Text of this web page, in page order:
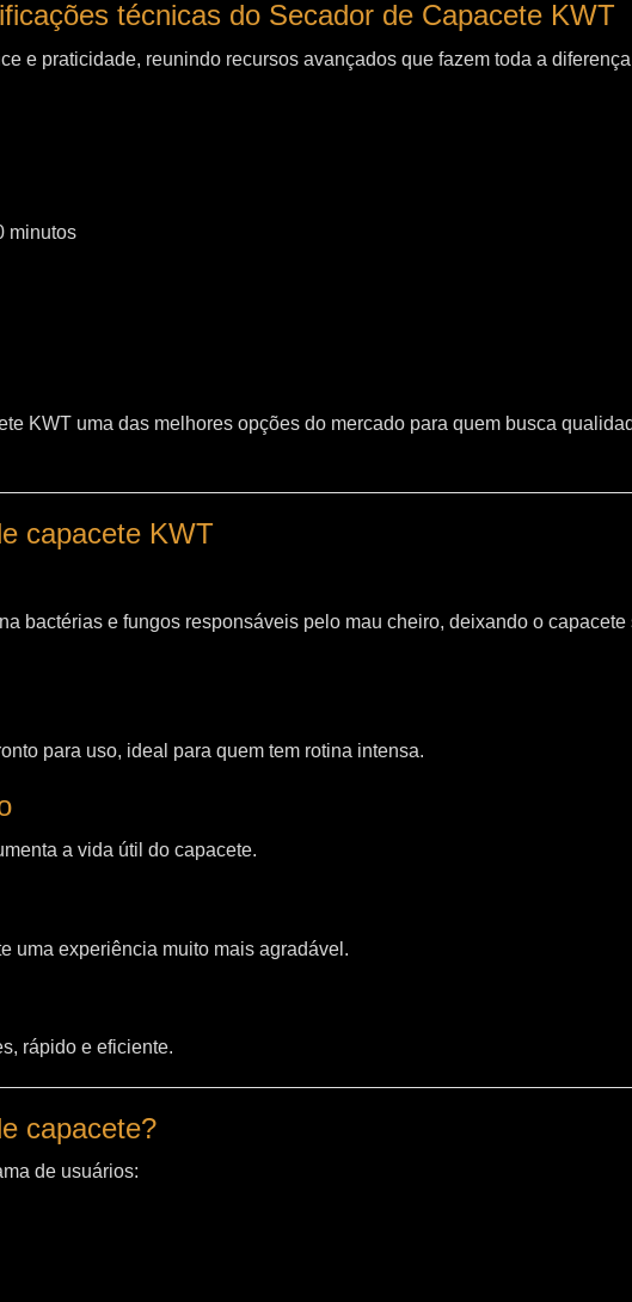
técnicas do Secador de Capacete KWT
e praticidade, reunindo recursos avançados que fazem toda a
minutos
KWT uma das melhores opções do mercado para quem busca
capacete KWT
bactérias e fungos responsáveis pelo mau cheiro, deixando o capacete
para uso, ideal para quem tem rotina intensa.
a vida útil do capacete.
uma experiência muito mais agradável.
rápido e eficiente.
capacete?
de usuários: